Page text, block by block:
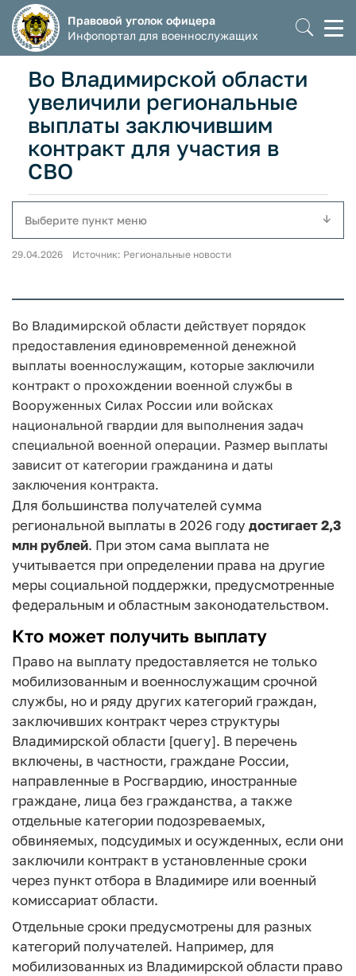
Правовой уголок офицера
Инфопортал для военнослужащих
Во Владимирской области
увеличили региональные
выплаты заключившим
контракт для участия в
СВО
Выберите пункт меню
29.04.2026 Источник: Региональные новости
Во Владимирской области действует порядок
предоставления единовременной денежной
выплаты военнослужащим, которые заключили
контракт о прохождении военной службы в
Вооруженных Силах России или войсках
национальной гвардии для выполнения задач
специальной военной операции. Размер выплаты
зависит от категории гражданина и даты
заключения контракта.
Для большинства получателей сумма
региональной выплаты в 2026 году достигает 2,3
млн рублей. При этом сама выплата не
учитывается при определении права на другие
меры социальной поддержки, предусмотренные
федеральным и областным законодательством.
Кто может получить выплату
Право на выплату предоставляется не только
мобилизованным и военнослужащим срочной
службы, но и ряду других категорий граждан,
заключивших контракт через структуры
Владимирской области [query]. В перечень
включены, в частности, граждане России,
направленные в Росгвардию, иностранные
граждане, лица без гражданства, а также
отдельные категории подозреваемых,
обвиняемых, подсудимых и осужденных, если они
заключили контракт в установленные сроки
через пункт отбора в Владимире или военный
комиссариат области.
Отдельные сроки предусмотрены для разных
категорий получателей. Например, для
мобилизованных из Владимирской области право